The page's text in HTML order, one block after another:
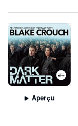
Aperçu